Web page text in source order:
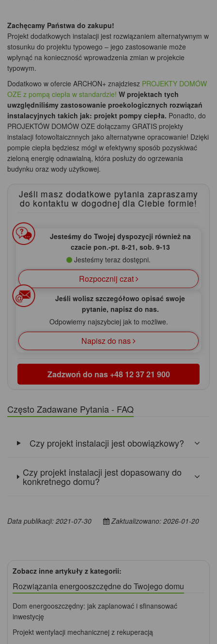
Zachęcamy Państwa do zakupu!
Projekt dodatkowych instalacji jest rozwiązaniem alternatywnym w
stosunku do projektu typowego – jego zastosowanie może
wpłynąć na konieczność wprowadzenia zmian w projekcie
typowym.
Dodatkowo w ofercie ARCHON+ znajdziesz PROJEKTY DOMÓW
OZE z pompą ciepła w standardzie! W projektach tych
uwzględniliśmy zastosowanie proekologicznych rozwiązań
instalacyjnych takich jak: projekt pompy ciepła. Ponadto, do
PROJEKTÓW DOMÓW OZE dołączamy GRATIS projekty
instalacji fotowoltaicznnych jako alternatywne opracowanie! Dzięki
pompie ciepła będziesz mógł w efektywny sposób pozyskiwać
zieloną energię odnawialną, która posłuży do ogrzewania
budynku oraz wody użytkowej.
Jeśli masz dodatkowe pytania zapraszamy
do kontaktuw dogodnej dla Ciebie formie!
Jesteśmy do Twojej dyspozycji również na
czacie pon.‑pt. 8‑21, sob. 9‑13
Jesteśmy teraz dostępni.
Rozpocznij czat
Jeśli wolisz szczegółowo opisać swoje
pytanie, napisz do nas.
Odpowiemy najszybciej jak to możliwe.
Napisz do nas
Zadzwoń do nas +48 12 37 21 900
Często Zadawane Pytania - FAQ
Czy projekt instalacji jest obowiązkowy?
Czy projekt instalacji jest dopasowany do
konkretnego domu?
Data publikacji: 2021-07-30 Zaktualizowano: 2026-01-20
Zobacz inne artykuły z kategorii:
Rozwiązania energooszczędne do Twojego domu
Dom energooszczędny: jak zaplanować i sfinansować
inwestycję
Projekt wentylacji mechanicznej z rekuperacją